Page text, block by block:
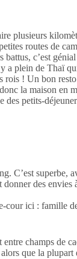
routes de
battus, c’est
a plein de
! Un bon
la maison en
petits-
C’est
des
ici :
champs
que la